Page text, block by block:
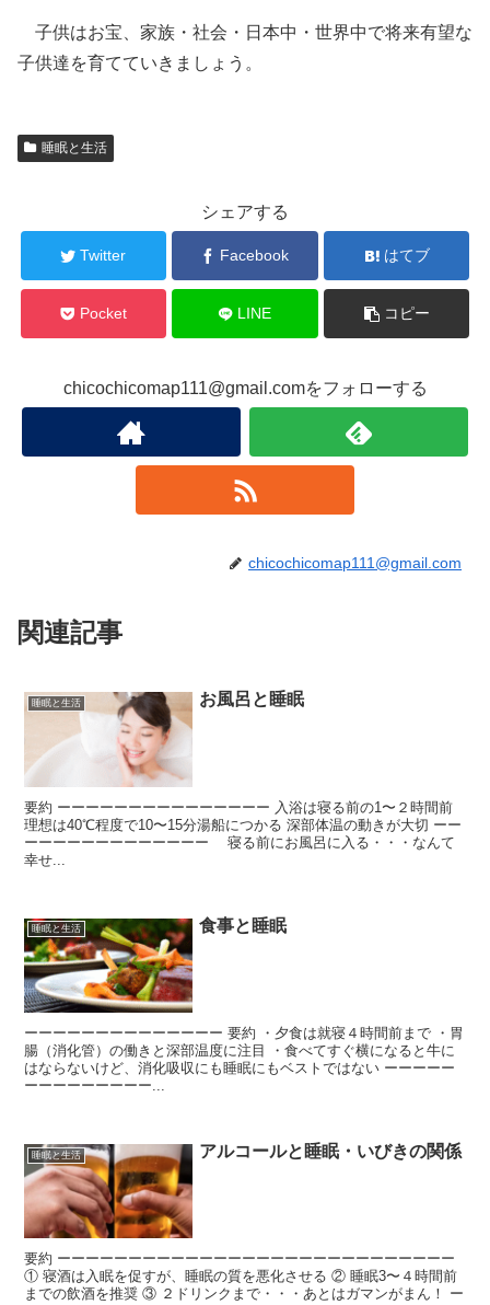
子供はお宝、家族・社会・日本中・世界中で将来有望な
子供達を育てていきましょう。
睡眠と生活
シェアする
Twitter Facebook はてブ
Pocket LINE コピー
chicochicomap111@gmail.comをフォローする
chicochicomap111@gmail.com
関連記事
睡眠と生活 お風呂と睡眠
要約 ーーーーーーーーーーーーーーー 入浴は寝る前の1〜２時間前
理想は40℃程度で10〜15分湯船につかる 深部体温の動きが大切 ーー
ーーーーーーーーーーーーー 寝る前にお風呂に入る・・・なんて
幸せ...
睡眠と生活 食事と睡眠
ーーーーーーーーーーーーーー 要約 ・夕食は就寝４時間前まで ・胃
腸（消化管）の働きと深部温度に注目 ・食べてすぐ横になると牛に
はならないけど、消化吸収にも睡眠にもベストではない ーーーーー
ーーーーーーーーー...
睡眠と生活 アルコールと睡眠・いびきの関係
要約 ーーーーーーーーーーーーーーーーーーーーーーーーーーーー
① 寝酒は入眠を促すが、睡眠の質を悪化させる ② 睡眠3〜４時間前
までの飲酒を推奨 ③ ２ドリンクまで・・・あとはガマンがまん！ ー